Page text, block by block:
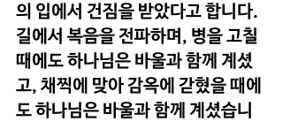
의 입에서 건짐을 받았다고 합니다.
길에서 복음을 전파하며, 병을 고칠
때에도 하나님은 바울과 함께 계셨
고, 채찍에 맞아 감옥에 갇혔을 때에
도 하나님은 바울과 함께 계셨습니